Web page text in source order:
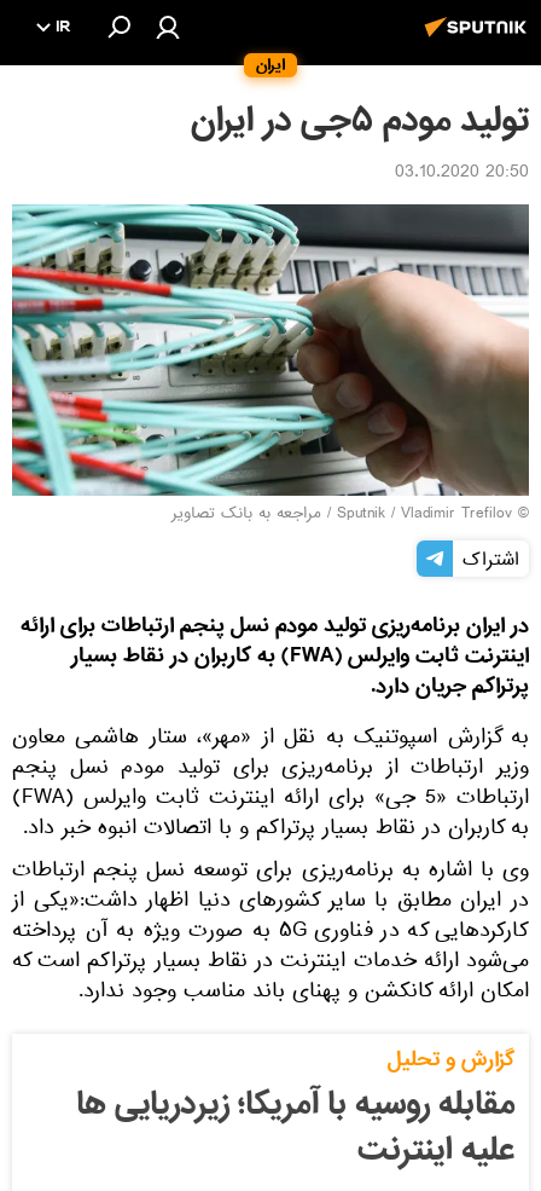
ایران
IR
تولید مودم ۵جی در ایران
20:50 03.10.2020
© Sputnik / Vladimir Trefilov
/ مراجعه به بانک تصاویر
اشتراک
در ایران برنامه‌ریزی تولید مودم نسل پنجم ارتباطات برای ارائه
اینترنت ثابت وایرلس (FWA) به کاربران در نقاط بسیار
پرتراکم جریان دارد.
به گزارش اسپوتنیک به نقل از «مهر»، ستار هاشمی معاون
وزیر ارتباطات از برنامه‌ریزی برای تولید مودم نسل پنجم
ارتباطات «5 جی» برای ارائه اینترنت ثابت وایرلس (FWA)
به کاربران در نقاط بسیار پرتراکم و با اتصالات انبوه خبر داد.
وی با اشاره به برنامه‌ریزی برای توسعه نسل پنجم ارتباطات
در ایران مطابق با سایر کشورهای دنیا اظهار داشت:«یکی از
کارکردهایی که در فناوری ۵G به صورت ویژه به آن پرداخته
می‌شود ارائه خدمات اینترنت در نقاط بسیار پرتراکم است که
امکان ارائه کانکشن و پهنای باند مناسب وجود ندارد.
گزارش و تحلیل
مقابله روسیه با آمریکا؛ زیردریایی ها
علیه اینترنت